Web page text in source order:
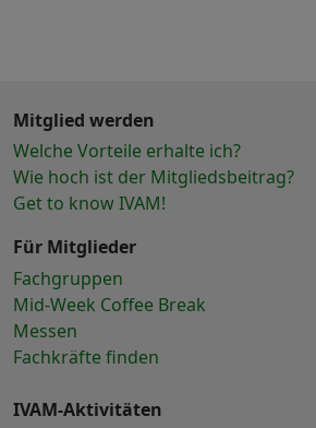
Mitglied werden
Welche Vorteile erhalte ich?
Wie hoch ist der Mitgliedsbeitrag?
Get to know IVAM!
Für Mitglieder
Fachgruppen
Mid-Week Coffee Break
Messen
Fachkräfte finden
IVAM-Aktivitäten